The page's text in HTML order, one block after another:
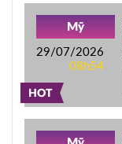
HOT
Mỹ
29/07/2026
08h54